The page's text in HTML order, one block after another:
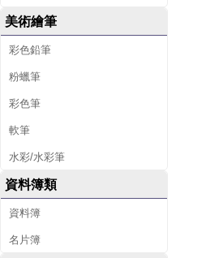
美術繪筆
彩色鉛筆
粉蠟筆
彩色筆
軟筆
水彩/水彩筆
資料簿類
資料簿
名片簿